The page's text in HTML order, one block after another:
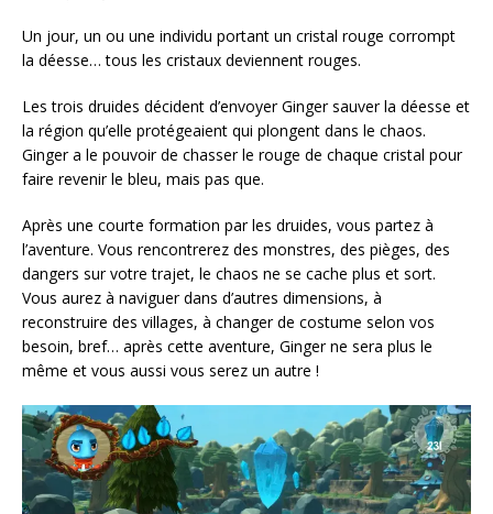
Un jour, un ou une individu portant un cristal rouge corrompt
la déesse… tous les cristaux deviennent rouges.
Les trois druides décident d’envoyer Ginger sauver la déesse et
la région qu’elle protégeaient qui plongent dans le chaos.
Ginger a le pouvoir de chasser le rouge de chaque cristal pour
faire revenir le bleu, mais pas que.
Après une courte formation par les druides, vous partez à
l’aventure. Vous rencontrerez des monstres, des pièges, des
dangers sur votre trajet, le chaos ne se cache plus et sort.
Vous aurez à naviguer dans d’autres dimensions, à
reconstruire des villages, à changer de costume selon vos
besoin, bref… après cette aventure, Ginger ne sera plus le
même et vous aussi vous serez un autre !